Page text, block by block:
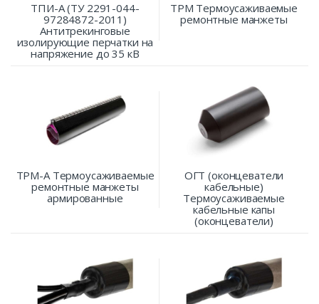
ТПИ-A (ТУ 2291-044-
97284872-2011)
Антитрекинговые
изолирующие перчатки на
напряжение до 35 кВ
ТРМ Термоусаживаемые
ремонтные манжеты
ТРМ-А Термоусаживаемые
ремонтные манжеты
армированные
ОГТ (оконцеватели
кабельные)
Термоусаживаемые
кабельные капы
(оконцеватели)